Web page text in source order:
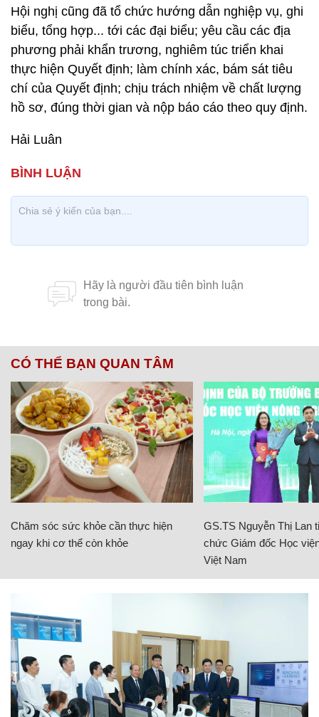
Hội nghị cũng đã tổ chức hướng dẫn nghiệp vụ, ghi
biểu, tổng hợp... tới các đại biểu; yêu cầu các địa
phương phải khẩn trương, nghiêm túc triển khai
thực hiện Quyết định; làm chính xác, bám sát tiêu
chí của Quyết định; chịu trách nhiệm về chất lượng
hồ sơ, đúng thời gian và nộp báo cáo theo quy định.
Hải Luân
CÓ THỂ BẠN QUAN TÂM
Chăm sóc sức khỏe cần thực hiện
ngay khi cơ thể còn khỏe
GS.TS Nguyễn Thị Lan
chức Giám đốc Học
Việt Nam